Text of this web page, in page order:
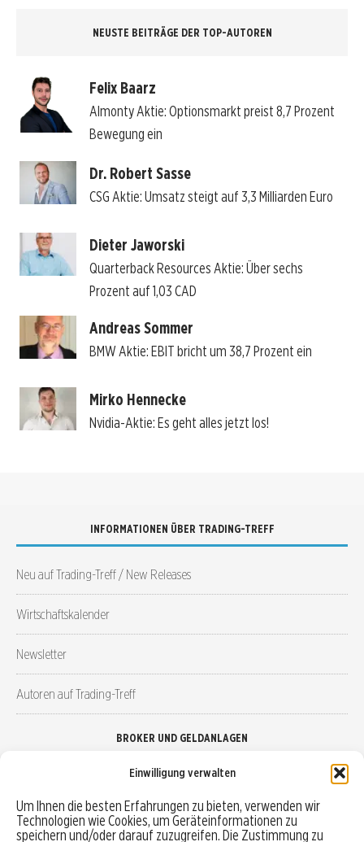
Einwilligung verwalten
Um Ihnen die besten Erfahrungen zu bieten, verwenden wir
Technologien wie Cookies, um Geräteinformationen zu
speichern und/oder darauf zuzugreifen. Die Zustimmung zu
NEUSTE BEITRÄGE DER TOP-AUTOREN
Felix Baarz
Almonty Aktie: Optionsmarkt preist 8,7 Prozent
Bewegung ein
Dr. Robert Sasse
CSG Aktie: Umsatz steigt auf 3,3 Milliarden Euro
Dieter Jaworski
Quarterback Resources Aktie: Über sechs
Prozent auf 1,03 CAD
Andreas Sommer
BMW Aktie: EBIT bricht um 38,7 Prozent ein
Mirko Hennecke
Nvidia-Aktie: Es geht alles jetzt los!
INFORMATIONEN ÜBER TRADING-TREFF
Neu auf Trading-Treff / New Releases
Wirtschaftskalender
Newsletter
Autoren auf Trading-Treff
BROKER UND GELDANLAGEN
Robo-Advisor vergleichen